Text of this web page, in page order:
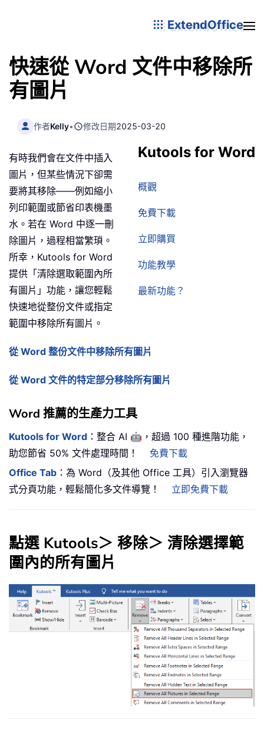
ExtendOffice
快速從 Word 文件中移除所
有圖片
作者Kelly• 修改日期2025-03-20
Kutools for Word
概觀
免費下載
立即購買
功能教學
最新功能？
有時我們會在文件中插入
圖片，但某些情況下卻需
要將其移除——例如縮小
列印範圍或節省印表機墨
水。若在 Word 中逐一刪
除圖片，過程相當繁瑣。
所幸，Kutools for Word
提供「清除選取範圍內所
有圖片」功能，讓您輕鬆
快速地從整份文件或指定
範圍中移除所有圖片。
從 Word 整份文件中移除所有圖片
從 Word 文件的特定部分移除所有圖片
Word 推薦的生產力工具
Kutools for Word ：整合 AI 🤖 ，超過 100 種進階功能，
助您節省 50% 文件處理時間！
免費下載
Office Tab ：為 Word（及其他 Office 工具）引入瀏覽器
式分頁功能，輕鬆簡化多文件導覽！
立即免費下載
點選 Kutools＞ 移除＞ 清除選擇範
圍內的所有圖片